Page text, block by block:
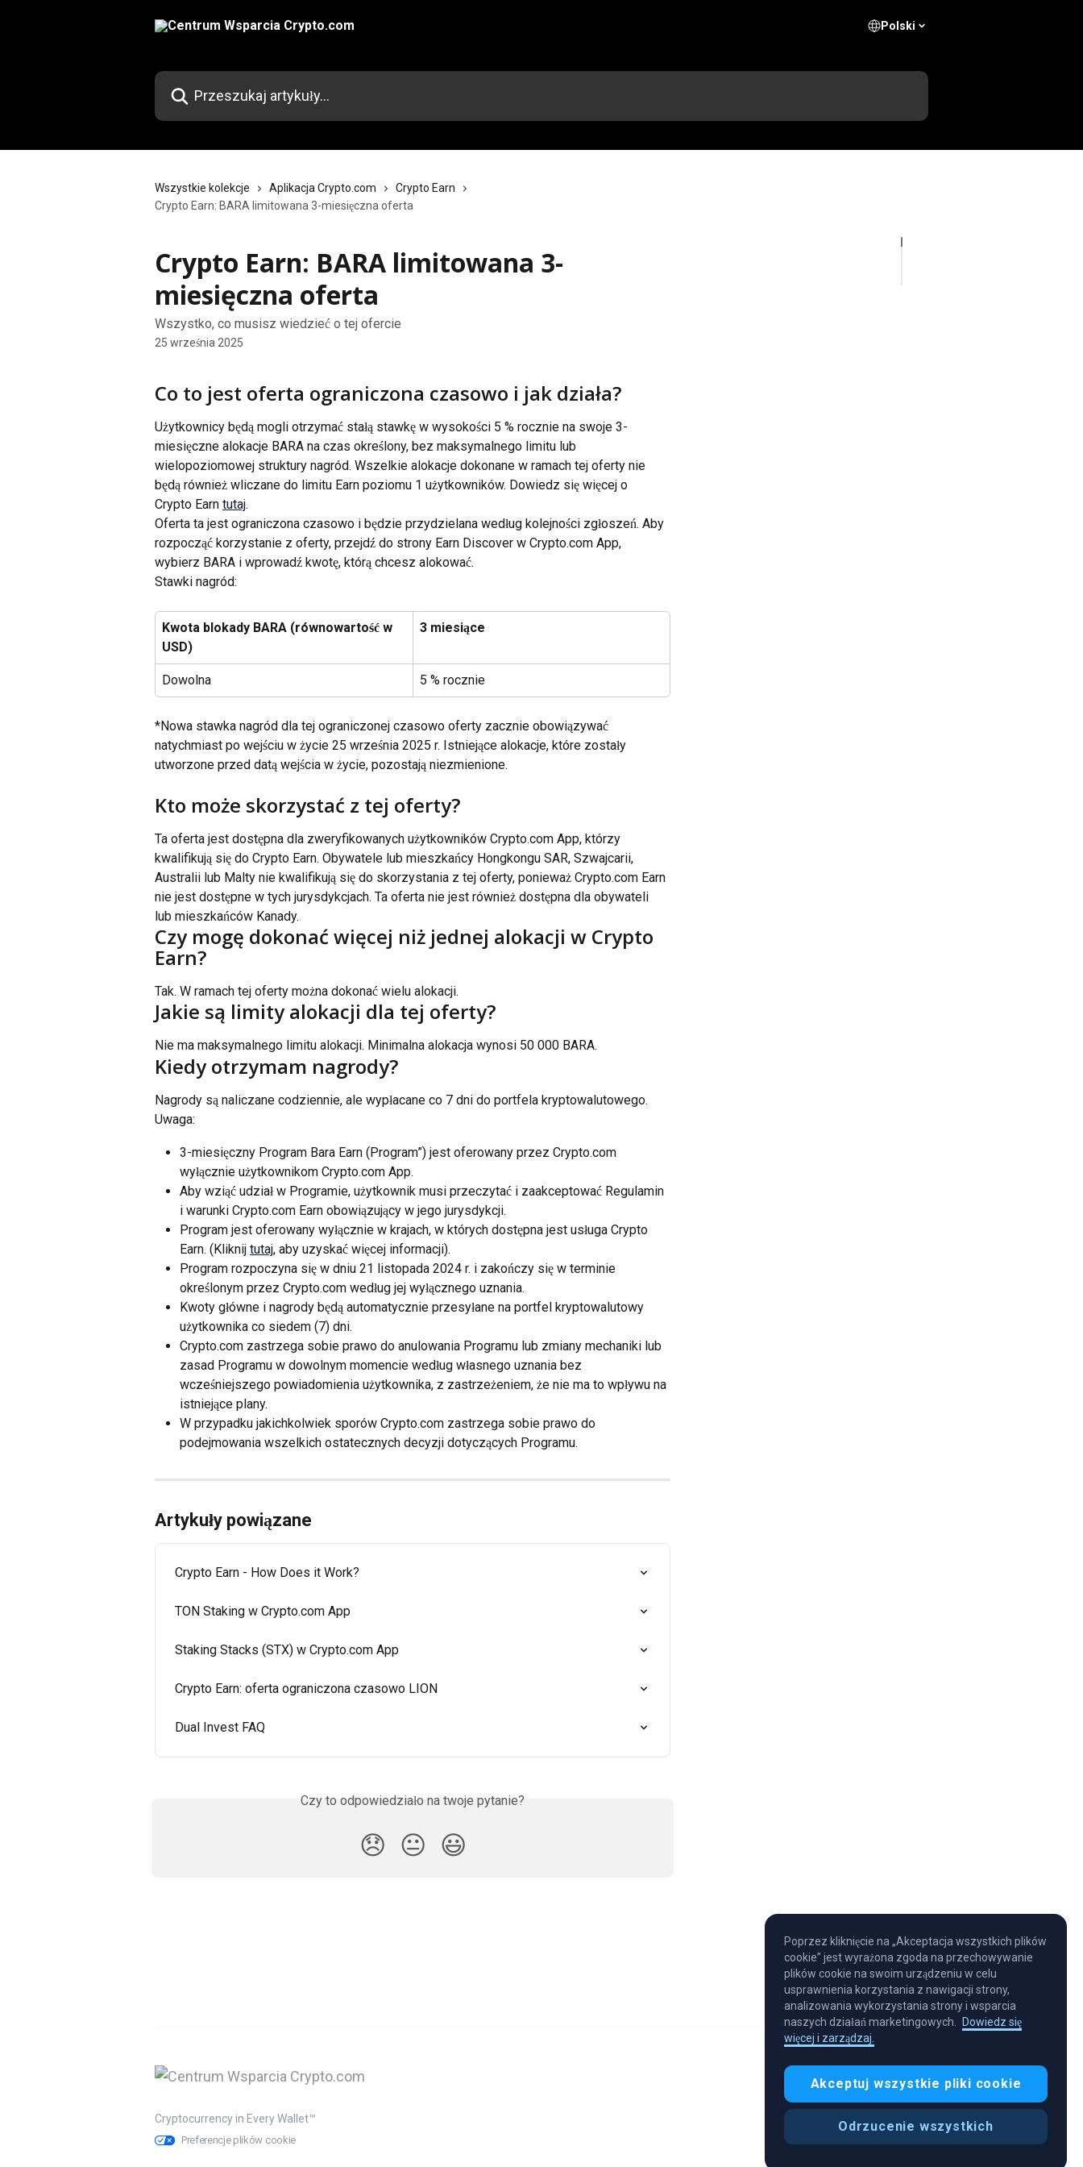
Polski
Przeszukaj artykuły...
Wszystkie kolekcje Aplikacja Crypto.com
Crypto Earn
Crypto Earn: BARA limitowana 3-miesięczna oferta
Crypto Earn: BARA limitowana 3-
miesięczna oferta
Wszystko, co musisz wiedzieć o tej ofercie
25 września 2025
Co to jest oferta ograniczona czasowo i jak działa?
Użytkownicy będą mogli otrzymać stałą stawkę w wysokości 5 % rocznie na swoje 3-
miesięczne alokacje BARA na czas określony, bez maksymalnego limitu lub
wielopoziomowej struktury nagród. Wszelkie alokacje dokonane w ramach tej oferty nie
będą również wliczane do limitu Earn poziomu 1 użytkowników. Dowiedz się więcej o
Crypto Earn tutaj.
Oferta ta jest ograniczona czasowo i będzie przydzielana według kolejności zgłoszeń. Aby
rozpocząć korzystanie z oferty, przejdź do strony Earn Discover w Crypto.com App,
wybierz BARA i wprowadź kwotę, którą chcesz alokować.
Stawki nagród:
Kwota blokady BARA (równowartość w
USD)
3 miesiące
Dowolna 5 % rocznie
*Nowa stawka nagród dla tej ograniczonej czasowo oferty zacznie obowiązywać
natychmiast po wejściu w życie 25 września 2025 r. Istniejące alokacje, które zostały
utworzone przed datą wejścia w życie, pozostają niezmienione.
Kto może skorzystać z tej oferty?
Ta oferta jest dostępna dla zweryfikowanych użytkowników Crypto.com App, którzy
kwalifikują się do Crypto Earn. Obywatele lub mieszkańcy Hongkongu SAR, Szwajcarii,
Australii lub Malty nie kwalifikują się do skorzystania z tej oferty, ponieważ Crypto.com Earn
nie jest dostępne w tych jurysdykcjach. Ta oferta nie jest również dostępna dla obywateli
lub mieszkańców Kanady.
Czy mogę dokonać więcej niż jednej alokacji w Crypto
Earn?
Tak. W ramach tej oferty można dokonać wielu alokacji.
Jakie są limity alokacji dla tej oferty?
Nie ma maksymalnego limitu alokacji. Minimalna alokacja wynosi 50 000 BARA.
Kiedy otrzymam nagrody?
Nagrody są naliczane codziennie, ale wypłacane co 7 dni do portfela kryptowalutowego.
Uwaga:
3-miesięczny Program Bara Earn (Program”) jest oferowany przez Crypto.com
wyłącznie użytkownikom Crypto.com App.
Aby wziąć udział w Programie, użytkownik musi przeczytać i zaakceptować Regulamin
i warunki Crypto.com Earn obowiązujący w jego jurysdykcji.
Program jest oferowany wyłącznie w krajach, w których dostępna jest usługa Crypto
Earn. (Kliknij tutaj, aby uzyskać więcej informacji).
Program rozpoczyna się w dniu 21 listopada 2024 r. i zakończy się w terminie
określonym przez Crypto.com według jej wyłącznego uznania.
Kwoty główne i nagrody będą automatycznie przesyłane na portfel kryptowalutowy
użytkownika co siedem (7) dni.
Crypto.com zastrzega sobie prawo do anulowania Programu lub zmiany mechaniki lub
zasad Programu w dowolnym momencie według własnego uznania bez
wcześniejszego powiadomienia użytkownika, z zastrzeżeniem, że nie ma to wpływu na
istniejące plany.
W przypadku jakichkolwiek sporów Crypto.com zastrzega sobie prawo do
podejmowania wszelkich ostatecznych decyzji dotyczących Programu.
Artykuły powiązane
Crypto Earn - How Does it Work?
TON Staking w Crypto.com App
Staking Stacks (STX) w Crypto.com App
Crypto Earn: oferta ograniczona czasowo LION
Dual Invest FAQ
Czy to odpowiedziało na twoje pytanie?
😞 😐 😃
Cryptocurrency in Every Wallet™
Preferencje plików cookie
Poprzez kliknięcie na „Akceptacja wszystkich plików
cookie” jest wyrażona zgoda na przechowywanie
plików cookie na swoim urządzeniu w celu
usprawnienia korzystania z nawigacji strony,
analizowania wykorzystania strony i wsparcia
naszych działań marketingowych.
Dowiedz się
więcej i zarządzaj.
Akceptuj wszystkie pliki cookie
Odrzucenie wszystkich